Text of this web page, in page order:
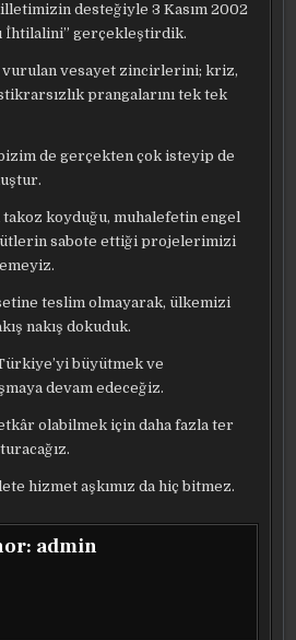
desteğiyle 3 Kasım 2002
İhtilalini” gerçekleştirdik.
vesayet zincirlerini; kriz,
prangalarını tek tek
de gerçekten çok isteyip de
koyduğu, muhalefetin engel
sabote ettiği projelerimizi
teslim olmayarak, ülkemizi
nakış dokuduk.
büyütmek ve
devam edeceğiz.
olabilmek için daha fazla ter
hizmet aşkımız da hiç bitmez.
admin